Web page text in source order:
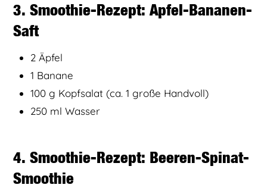
3. Smoothie-Rezept: Apfel-Bananen-
Saft
2 Äpfel
1 Banane
100 g Kopfsalat (ca. 1 große Handvoll)
250 ml Wasser
4. Smoothie-Rezept: Beeren-Spinat-
Smoothie